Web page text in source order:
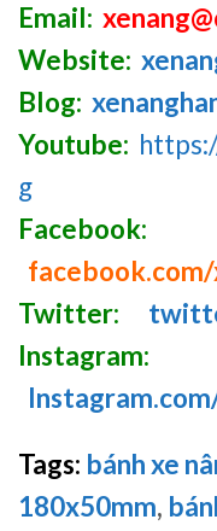
Email:
Website:
Blog:
Youtube:
g
Facebook:
facebook.com/
Twitter:
Instagram:
Tags: bánh xe
180x50mm,